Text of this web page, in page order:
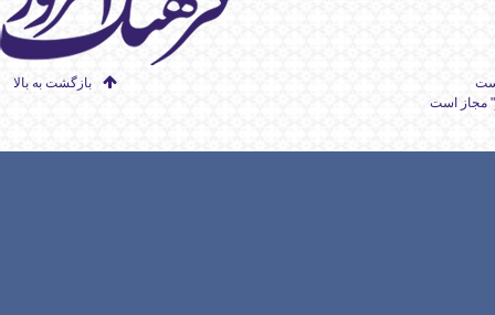
بازگشت به بالا
" مجاز است